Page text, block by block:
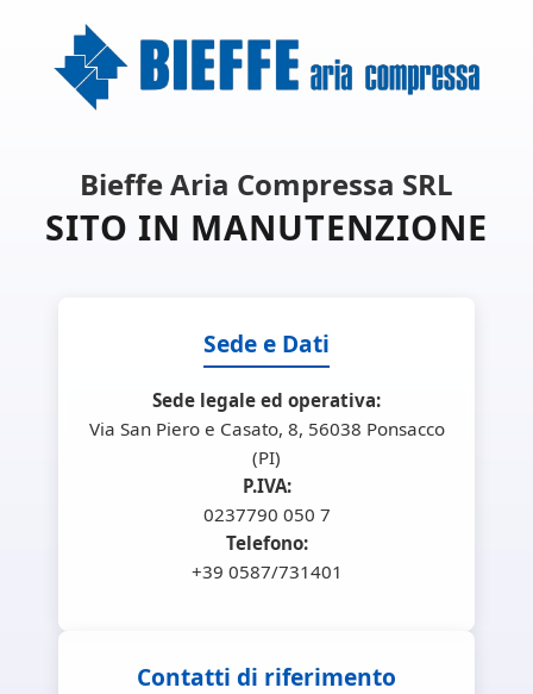
Bieffe Aria Compressa SRL
SITO IN MANUTENZIONE
Sede e Dati
Sede legale ed operativa:
Via San Piero e Casato, 8, 56038 Ponsacco
(PI)
P.IVA:
0237790 050 7
Telefono:
+39 0587/731401
Contatti di riferimento